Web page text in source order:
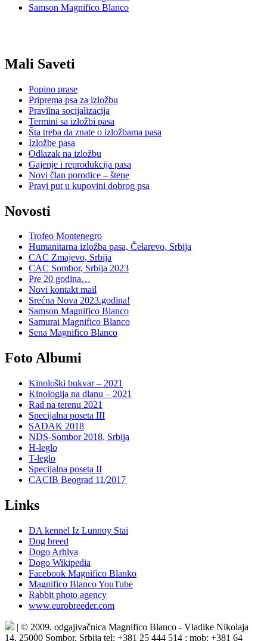
Samson Magnifico Blanco
Mali Saveti
Popino prase
Priprema psa za izložbu
Pravilna socijalizacija
Termini sa izložbi pasa
Šta treba da znate o izložbama pasa
Izložbe pasa
Odlazak na izložbu
Gajenje i reprodukcija pasa
Novi član porodice – štene
Pravi put u kupovini dobrog psa
Novosti
Trofeo Montenegro
Humanitarna izložba pasa, Čelarevo, Srbija
CAC Zmajevo, Srbija
CAC Sombor, Srbija 2023
Pre 20 godina…
Novi kontakt mail
Srećna Nova 2023.godina!
Samson Magnifico Blanco
Samurai Magnifico Blanco
Sena Magnifico Blanco
Foto Albumi
Kinološki bukvar – 2021
Kinologija na dlanu – 2021
Rad na terenu 2021
Specijalna poseta III
SADAK 2018
NDS-Sombor 2018, Srbija
H-leglo
T-leglo
Specijalna poseta II
CACIB Beograd 11/2017
Links
DA kennel Iz Lunnoy Stai
Dog breed
Dogo Arhiva
Dogo Wikipedia
Facebook Magnifico Blanko
Magnifico Blanco YouTube
Rabbit photo agency
www.eurobreeder.com
| © 2009. odgajivačnica Magnifico Blanco - Vladike Nikolaja
14, 25000 Sombor, Srbija tel: +381 25 444 514 ; mob: +381 64